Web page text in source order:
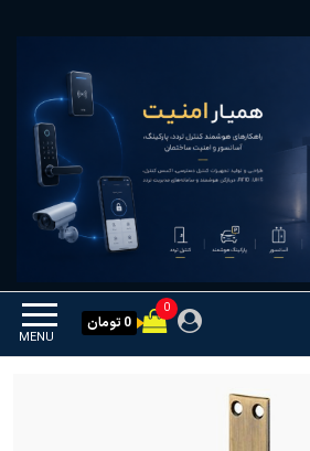
MENU
0
0 تومان